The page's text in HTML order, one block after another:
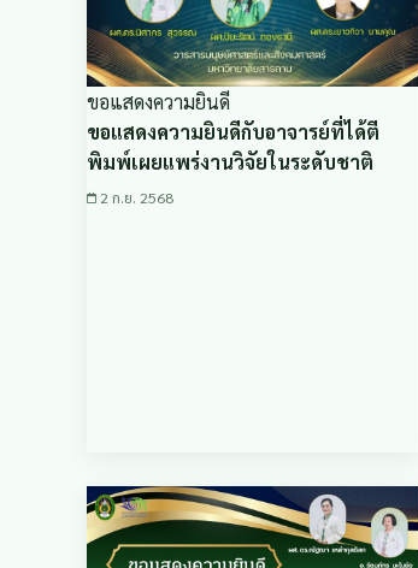
ขอแสดงความยินดี
ขอแสดงความยินดีกับอาจารย์ที่ได้ตี
พิมพ์เผยแพร่งานวิจัยในระดับชาติ
2 ก.ย. 2568